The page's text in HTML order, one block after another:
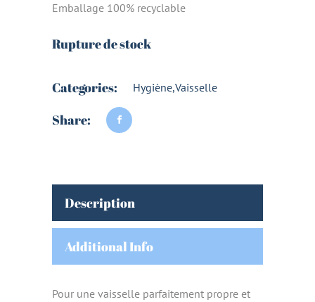
Emballage 100% recyclable
Rupture de stock
Categories: Hygiène,Vaisselle
Share:
Description
Additional Info
Pour une vaisselle parfaitement propre et